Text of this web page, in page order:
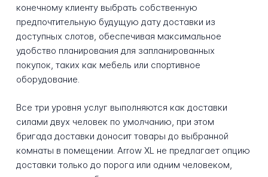
конечному клиенту выбрать собственную
предпочтительную будущую дату доставки из
доступных слотов, обеспечивая максимальное
удобство планирования для запланированных
покупок, таких как мебель или спортивное
оборудование.
Все три уровня услуг выполняются как доставки
силами двух человек по умолчанию, при этом
бригада доставки доносит товары до выбранной
комнаты в помещении. Arrow XL не предлагает опцию
доставки только до порога или одним человеком,